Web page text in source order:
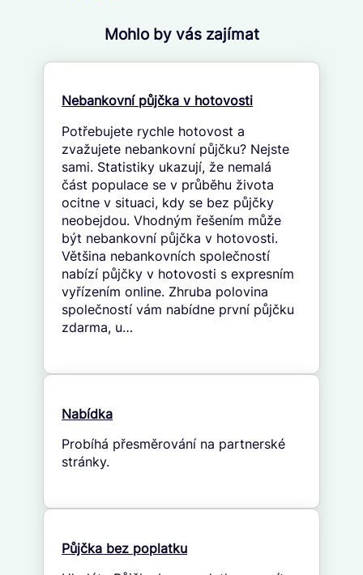
Mohlo by vás zajímat
Nebankovní půjčka v hotovosti
Potřebujete rychle hotovost a
zvažujete nebankovní půjčku? Nejste
sami. Statistiky ukazují, že nemalá
část populace se v průběhu života
ocitne v situaci, kdy se bez půjčky
neobejdou. Vhodným řešením může
být nebankovní půjčka v hotovosti.
Většina nebankovních společností
nabízí půjčky v hotovosti s expresním
vyřízením online. Zhruba polovina
společností vám nabídne první půjčku
zdarma, u…
Nabídka
Probíhá přesměrování na partnerské
stránky.
Půjčka bez poplatku